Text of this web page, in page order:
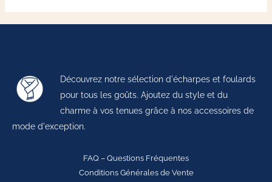
Découvrez notre sélection d'écharpes et foulards
pour tous les goûts. Ajoutez du style et du
charme à vos tenues grâce à nos accessoires de
mode d'exception.
FAQ – Questions Fréquentes
Conditions Générales de Vente